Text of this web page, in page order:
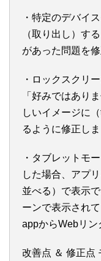
・特定のデバイ
（取り出し）す
があった問題を修
・ロックスクリ
「好みではあり
しいイメージに
るように修正しま
・タブレットモ
した場合、アプ
並べる）で表示
ーンで表示され
appからWebリン
改善点 ＆ 修正点